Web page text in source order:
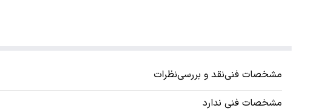
مشخصات فنینقد و بررسینظرات
مشخصات فنی ندارد